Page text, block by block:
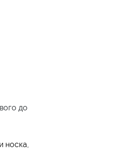
до
носка,